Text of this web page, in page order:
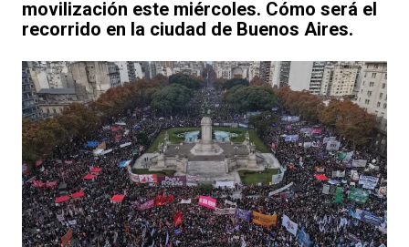
movilización este miércoles. Cómo será el
recorrido en la ciudad de Buenos Aires.